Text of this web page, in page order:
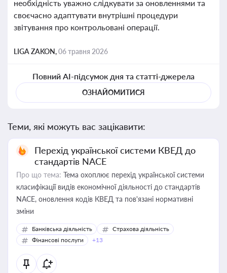
необхідність уважно слідкувати за оновленнями та
своєчасно адаптувати внутрішні процедури
звітування про контрольовані операції.
LIGA ZAKON,06 травня 2026
Повний AI-підсумок дня та статті-джерела
ОЗНАЙОМИТИСЯ
Теми, які можуть вас зацікавити:
Перехід української системи КВЕД до
стандартів NACE
Про що тема: Тема охоплює перехід української системи
класифікації видів економічної діяльності до стандартів
NACE, оновлення кодів КВЕД та пов'язані нормативні
зміни
Банківська діяльність
Страхова діяльність
Фінансові послуги
+13